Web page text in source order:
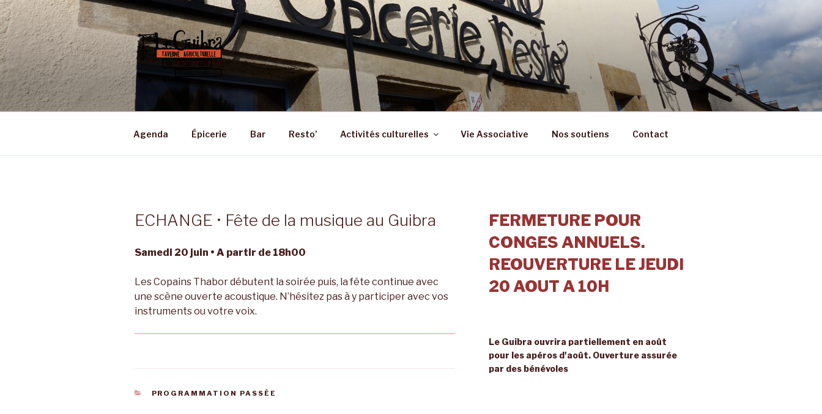
Aller
au
contenu
principal
LE GUIBRA – ST SULPICE LA FORÊT
Taverne Agriculturelle • Bar – Epicerie – Resto
Agenda Épicerie Bar Resto’ Activités culturelles Vie Associative Nos soutiens Contact
ECHANGE • Fête de la musique au Guibra
Samedi 20 juin • A partir de 18h00
Les Copains Thabor débutent la soirée puis, la fête continue avec
une scène ouverte acoustique. N’hésitez pas à y participer avec vos
instruments ou votre voix.
CATÉGORIES
PROGRAMMATION PASSÉE
FERMETURE POUR
CONGES ANNUELS.
REOUVERTURE LE JEUDI
20 AOUT A 10H
Le Guibra ouvrira partiellement en août
pour les apéros d'août. Ouverture assurée
par des bénévoles